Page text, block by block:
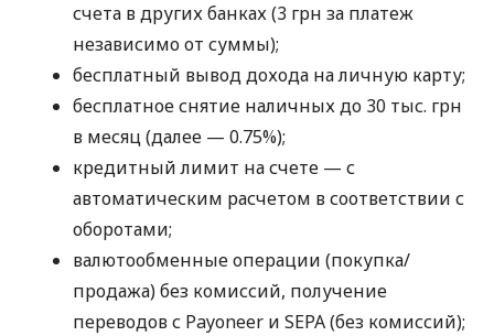
счета в других банках (3 грн за платеж
независимо от суммы);
бесплатный вывод дохода на личную карту;
бесплатное снятие наличных до 30 тыс. грн
в месяц (далее — 0.75%);
кредитный лимит на счете — с
автоматическим расчетом в соответствии с
оборотами;
валютообменные операции (покупка/
продажа) без комиссий, получение
переводов с Payoneer и SEPA (без комиссий);